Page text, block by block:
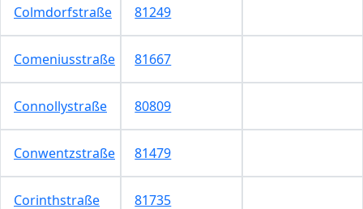
Colmdorfstraße 81249
Comeniusstraße 81667
Connollystraße 80809
Conwentzstraße 81479
Corinthstraße 81735